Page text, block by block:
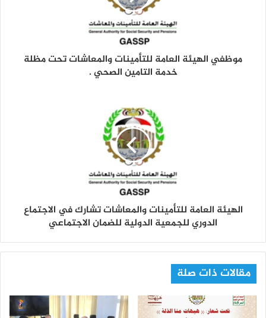
موظفي الهيئة العامة للتأمينات والمعاشات تحت مظلة
خدمة التامين الصحي .
الهيئة العامة للتأمينات والمعاشات تشارك في الاجتماع
الدوري للجمعية الدولية للضمان الاجتماعي
مقالات ذات صلة